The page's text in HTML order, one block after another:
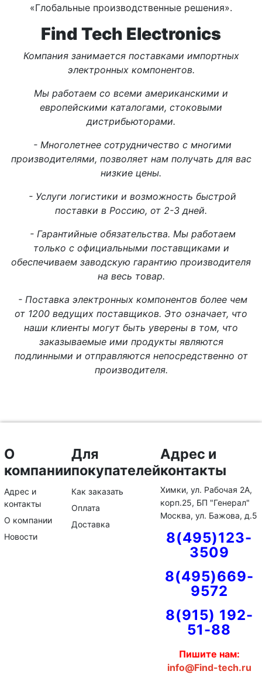
«Глобальные производственные решения».
Find Tech Electronics
Компания занимается поставками импортных
электронных компонентов.
Мы работаем со всеми американскими и
европейскими каталогами, стоковыми
дистрибьюторами.
- Многолетнее сотрудничество с многими
производителями, позволяет нам получать для вас
низкие цены.
- Услуги логистики и возможность быстрой
поставки в Россию, от 2-3 дней.
- Гарантийные обязательства. Мы работаем
только с официальными поставщиками и
обеспечиваем заводскую гарантию производителя
на весь товар.
- Поставка электронных компонентов более чем
от 1200 ведущих поставщиков. Это означает, что
наши клиенты могут быть уверены в том, что
заказываемые ими продукты являются
подлинными и отправляются непосредственно от
производителя.
О
компании
Адрес и
контакты
О компании
Новости
Для
покупателей
Как заказать
Оплата
Доставка
Адрес и
контакты
Химки, ул. Рабочая 2А,
корп.25, БП "Генерал"
Москва, ул. Бажова, д.5
8(495)123-
3509
8(495)669-
9572
8(915) 192-
51-88
Пишите нам:
info@Find-tech.ru